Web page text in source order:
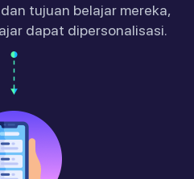
tujuan belajar mereka,
dapat dipersonalisasi.